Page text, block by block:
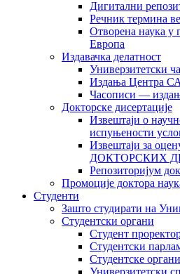
Дигитални
Рeчник термина
Отворена наука у
Европа
Издавачка делатност
Универзитетски
Издања Центра
Часописи —
Докторске дисертације
Извештаји о
испуњености
Извештаји за
ДОКТОРСКИХ
Репозиторијум
Промоције доктора
Студенти
Зашто студирати на
Студентски органи
Студент
Студентски
Студентске
Универзитетски